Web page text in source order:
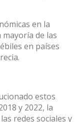
en la
de las
en países
estos
y 2022, la
redes sociales y